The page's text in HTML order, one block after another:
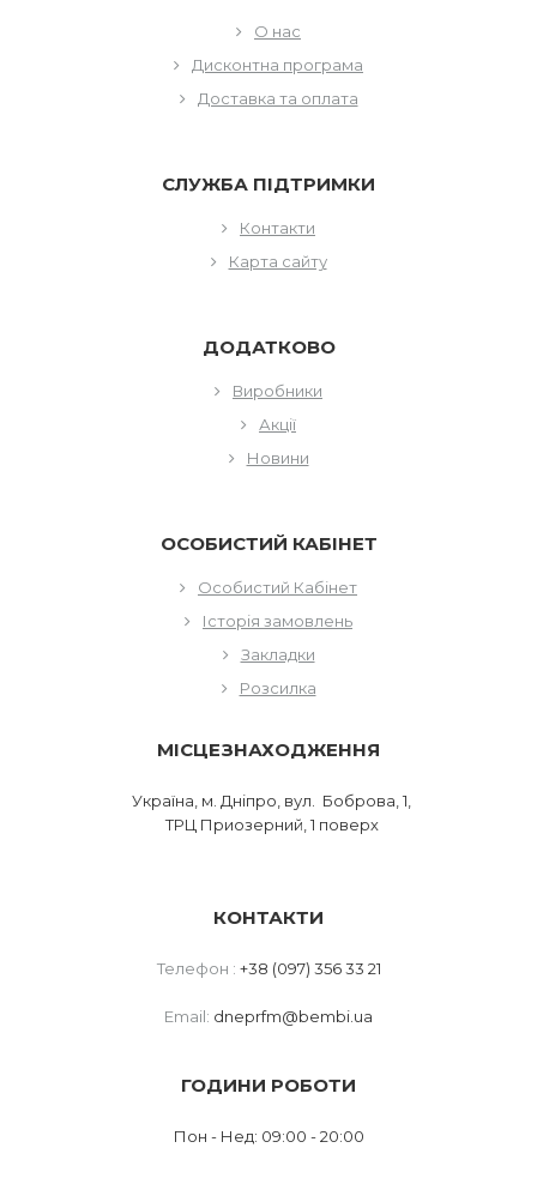
О нас
Дисконтна програма
Доставка та оплата
СЛУЖБА ПІДТРИМКИ
Контакти
Карта сайту
ДОДАТКОВО
Виробники
Акції
Новини
ОСОБИСТИЙ КАБІНЕТ
Особистий Кабінет
Історія замовлень
Закладки
Розсилка
МІСЦЕЗНАХОДЖЕННЯ
Україна, м. Дніпро, вул. Боброва, 1,
ТРЦ Приозерний, 1 поверх
КОНТАКТИ
Телефон : +38 (097) 356 33 21
Email: dneprfm@bembi.ua
ГОДИНИ РОБОТИ
Пон - Нед: 09:00 - 20:00